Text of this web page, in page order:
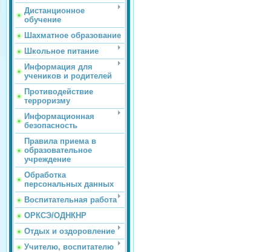
Дистанционное
обучение
Шахматное образование
Школьное питание
Информация для
учеников и родителей
Противодействие
терроризму
Информационная
безопасность
Правила приема в
образовательное
учреждение
Обработка
персональных данных
Воспитательная работа
ОРКСЭ/ОДНКНР
Отдых и оздоровление
Учителю, воспитателю